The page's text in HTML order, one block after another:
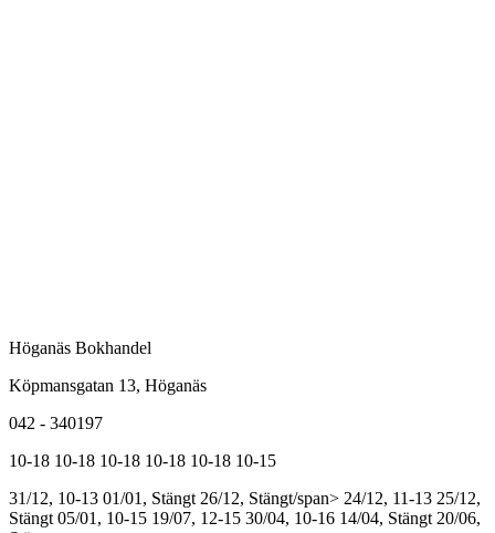
Höganäs Bokhandel
Köpmansgatan 13, Höganäs
042 - 340197
10-18 10-18 10-18 10-18 10-18 10-15
31/12, 10-13 01/01, Stängt 26/12, Stängt/span> 24/12, 11-13 25/12,
Stängt 05/01, 10-15 19/07, 12-15 30/04, 10-16 14/04, Stängt 20/06,